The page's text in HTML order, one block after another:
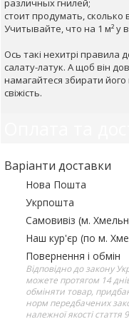
стоит продумать,
Учитывайте, что на 1 м² у
Ось такі нехитрі правила
салату-латук. А щоб він
намагайтеся збирати
свіжість.
Варіанти доставки
Нова Пошта
Укрпошта
Самовивіз (м.
Наш кур'єр (по м.
Повернення і обмін
Відповідно до закону
можете протягом 14
обміняти товар,
норм передбачених
належної якості стаття